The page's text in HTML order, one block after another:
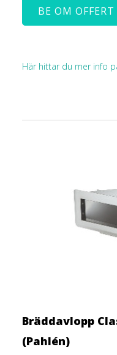
BE OM OFFERT
Här hittar du mer info
Bräddavlopp
(Pahlén)